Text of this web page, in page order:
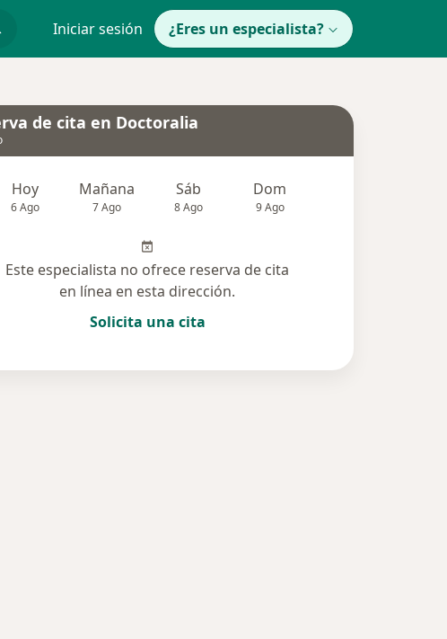
Iniciar sesión ¿Eres un especialista?
de cita en Doctoralia
Hoy
6 Ago
Mañana
7 Ago
Sáb
8 Ago
Dom
9 Ago
Este especialista no ofrece reserva de cita
en línea en esta dirección.
Solicita una cita